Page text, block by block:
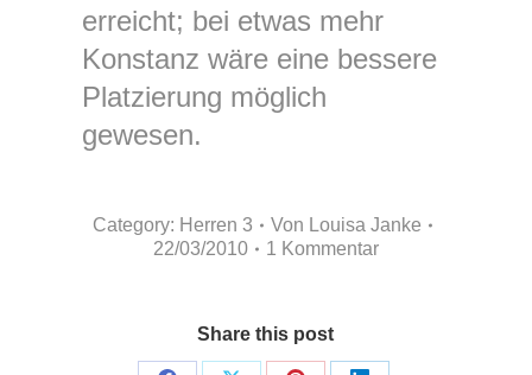
erreicht; bei etwas mehr
Konstanz wäre eine bessere
Platzierung möglich
gewesen.
Category: Herren 3 Von Louisa Janke
22/03/2010
1 Kommentar
Share this post